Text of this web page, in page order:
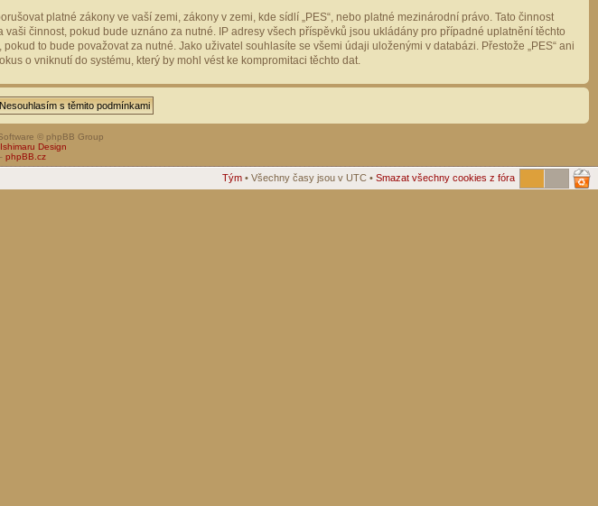
platné zákony ve vaší zemi, zákony v zemi, kde sídlí „PES“, nebo platné mezinárodní právo. Tato činnost
činnost, pokud bude uznáno za nutné. IP adresy všech příspěvků jsou ukládány pro případné uplatnění těchto
to bude považovat za nutné. Jako uživatel souhlasíte se všemi údaji uloženými v databázi. Přestože „PES“ ani
o vniknutí do systému, který by mohl vést ke kompromitaci těchto dat.
© phpBB Group
Ishimaru Design
phpBB.cz
Tým • Všechny časy jsou v UTC • Smazat všechny cookies z fóra